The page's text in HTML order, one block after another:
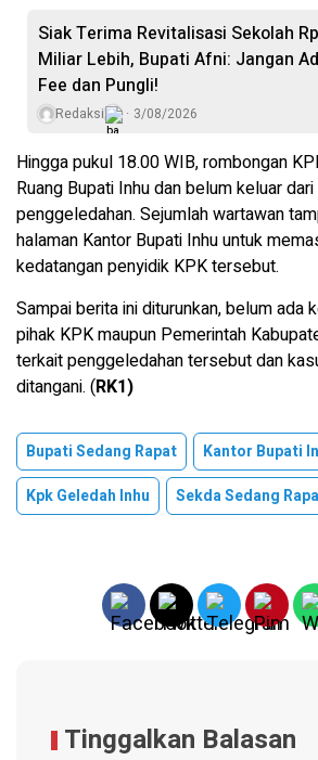
Siak Terima Revitalisasi Sekolah
Miliar Lebih, Bupati Afni: Jangan
Fee dan Pungli!
Redaksi 3/08/2026
Hingga pukul 18.00 WIB, rombongan
Ruang Bupati Inhu dan belum keluar
penggeledahan. Sejumlah wartawan
halaman Kantor Bupati Inhu untuk
kedatangan penyidik KPK tersebut.
Sampai berita ini diturunkan, belum ada
pihak KPK maupun Pemerintah
terkait penggeledahan tersebut dan
ditangani. (RK1)
Bupati Sedang Rapat
Kantor Bupati
Kpk Geledah Inhu
Sekda Sedang
Tinggalkan Balasan